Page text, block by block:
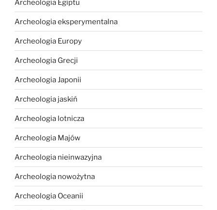
Archeologia Egiptu
Archeologia eksperymentalna
Archeologia Europy
Archeologia Grecji
Archeologia Japonii
Archeologia jaskiń
Archeologia lotnicza
Archeologia Majów
Archeologia nieinwazyjna
Archeologia nowożytna
Archeologia Oceanii